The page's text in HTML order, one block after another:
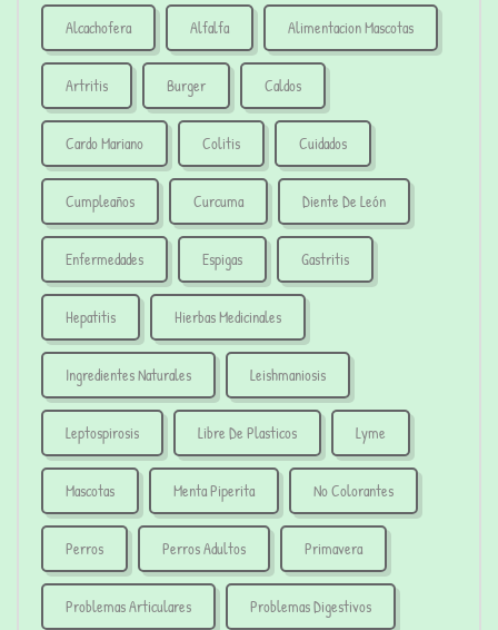
Alcachofera Alfalfa Alimentacion Mascotas
Artritis Burger Caldos
Cardo Mariano Colitis Cuidados
Cumpleaños Curcuma Diente De León
Enfermedades Espigas Gastritis
Hepatitis Hierbas Medicinales
Ingredientes Naturales Leishmaniosis
Leptospirosis Libre De Plasticos Lyme
Mascotas Menta Piperita No Colorantes
Perros Perros Adultos Primavera
Problemas Articulares Problemas Digestivos